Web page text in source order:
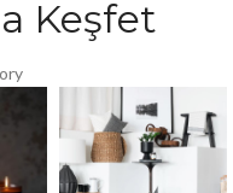
Keşfet